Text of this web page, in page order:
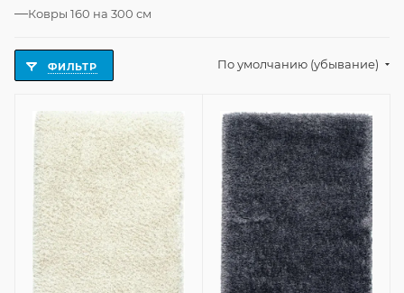
—Ковры 160 на 300 см
ФИЛЬТР По умолчанию (убывание)